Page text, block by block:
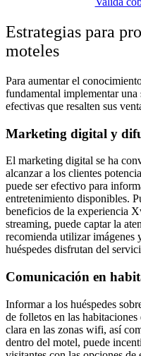
Estrategias para
moteles
Para aumentar el
fundamental implementar una
efectivas que resalten sus
Marketing digital y
El marketing digital se ha
alcanzar a los clientes
puede ser efectivo para
entretenimiento disponibles.
beneficios de la experiencia
streaming, puede captar la
recomienda utilizar imágenes
huéspedes disfrutan del
Comunicación en
Informar a los huéspedes
de folletos en las
clara en las zonas wifi, así
dentro del motel, puede